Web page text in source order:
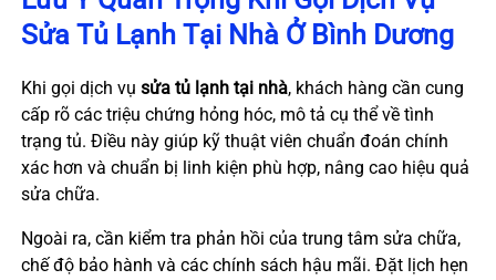
Sửa Tủ Lạnh Tại Nhà Ở Bình Dương
Khi gọi dịch vụ sửa tủ lạnh tại nhà, khách hàng cần cung
cấp rõ các triệu chứng hỏng hóc, mô tả cụ thể về tình
trạng tủ. Điều này giúp kỹ thuật viên chuẩn đoán chính
xác hơn và chuẩn bị linh kiện phù hợp, nâng cao hiệu quả
sửa chữa.
Ngoài ra, cần kiểm tra phản hồi của trung tâm sửa chữa,
chế độ bảo hành và các chính sách hậu mãi. Đặt lịch hẹn